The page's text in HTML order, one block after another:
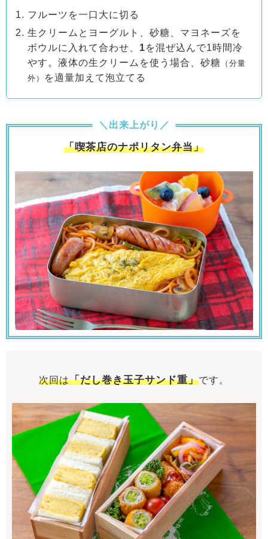
フルーツを一口大に切る
生クリームとヨーグルト、砂糖、マヨネーズを
ボウルに入れて合わせ、 1を混ぜ込んで1時間冷
やす。液体の生クリームを使う場合、砂糖 （分量
外）
を適量加えて泡立てる
＼出来上がり／
「喫茶店のナポリタン弁当」
次回は「だし巻き玉子サンド重」です。